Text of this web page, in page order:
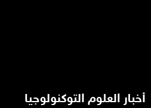
أخبار العلوم التوكنولوجيا